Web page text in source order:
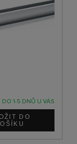
DO 1-5 DNŮ U VÁS